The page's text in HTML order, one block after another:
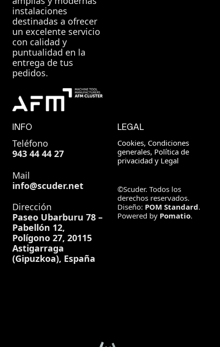
instalaciones
destinadas a ofrecer
un excelente servicio
con calidad y
puntualidad en la
entrega de tus
pedidos.
INFO
Teléfono
943 44 44 27
Mail
info@scuder.net
Dirección
Paseo Ubarburu 78 –
Pabellón 12,
Polígono 27, 20115
Astigarraga
(Gipuzkoa), España
LEGAL
Cookies, Condiciones
generales, Política de
privacidad y Legal
©Scuder. Todos los
derechos reservados.
Diseño: POM Standard.
Powered by Pomatio.